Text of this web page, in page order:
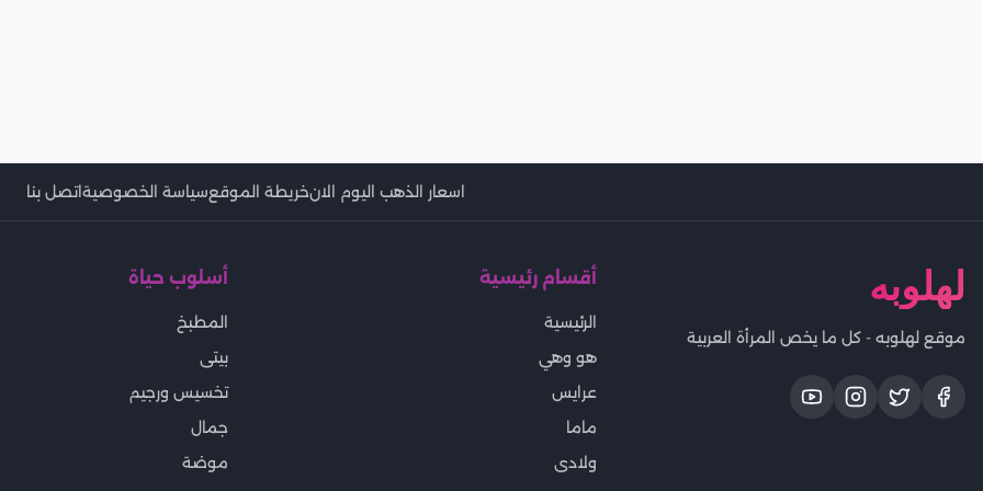
اسعار الذهب اليوم الانخريطة الموقعسياسة الخصوصيةاتصل بنا
لهلوبه
موقع لهلوبه - كل ما يخص المرأة العربية
أقسام رئيسية
الرئيسية
هو وهي
عرايس
ماما
ولادى
أسلوب حياة
المطبخ
بيتى
تخسيس ورجيم
جمال
موضة